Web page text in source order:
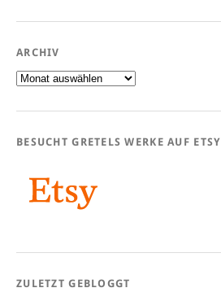
ARCHIV
Archiv
BESUCHT GRETELS WERKE AUF ETSY
ZULETZT GEBLOGGT